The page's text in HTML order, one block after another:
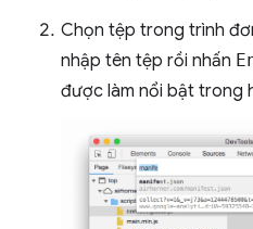
Chọn tệp trong trình
nhập tên tệp rồi nhấn
được làm nổi bật trong